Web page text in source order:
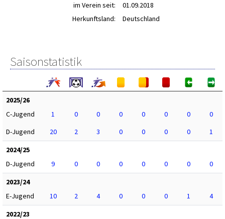
im Verein seit:
01.09.2018
Herkunftsland:
Deutschland
Saisonstatistik
2025/26
C-Jugend
1 0 0 0 0 0 0
0
D-Jugend
20 2 3 0 0 0 0
1
2024/25
D-Jugend
9 0 0 0 0 0 0
0
2023/24
E-Jugend
10 2 4 0 0 0 1
4
2022/23